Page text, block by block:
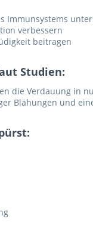
Immunsystems
verbessern
beitragen
Studien:
die Verdauung in
Blähungen und